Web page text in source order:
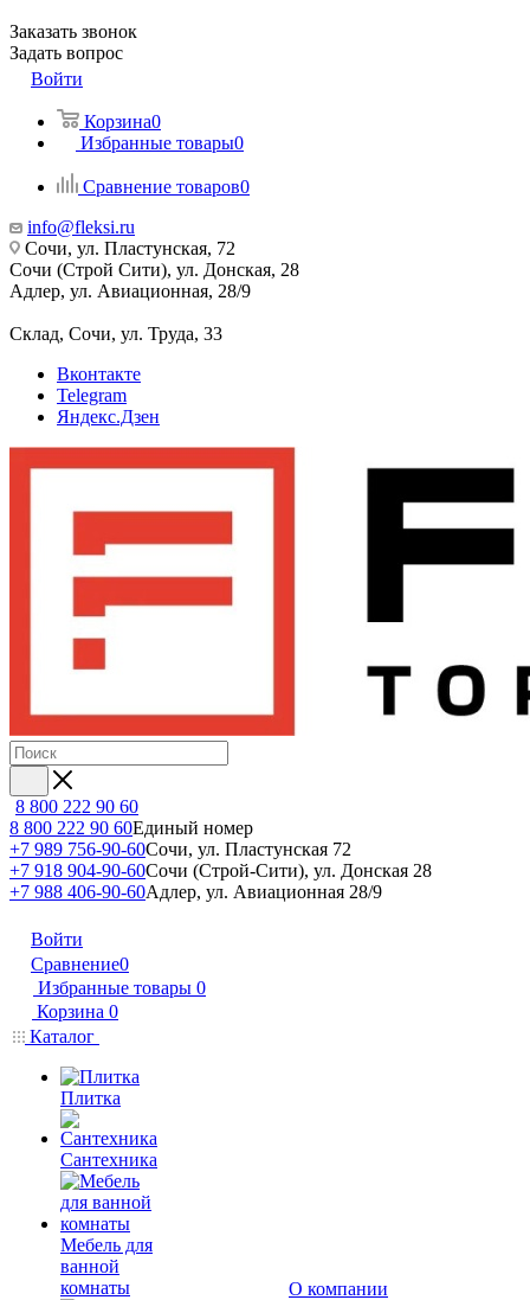
Заказать звонок
Задать вопрос
Войти
Корзина0
Избранные товары0
Сравнение товаров0
info@fleksi.ru
Сочи, ул. Пластунская, 72
Сочи (Строй Сити), ул. Донская, 28
Адлер, ул. Авиационная, 28/9
Склад, Сочи, ул. Труда, 33
Вконтакте
Telegram
Яндекс.Дзен
8 800 222 90 60
8 800 222 90 60Единый номер
+7 989 756-90-60Сочи, ул. Пластунская 72
+7 918 904-90-60Сочи (Строй-Сити), ул. Донская 28
+7 988 406-90-60Адлер, ул. Авиационная 28/9
Войти
Сравнение0
Избранные товары 0
Корзина 0
Каталог
Плитка
Сантехника
Мебель для
ванной
комнаты
О компании